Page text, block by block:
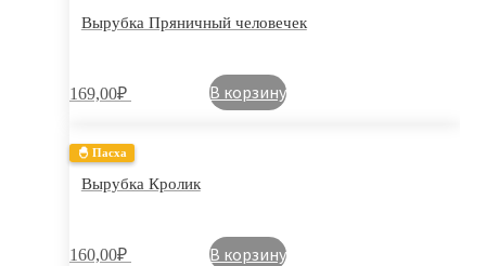
Вырубка Пряничный человечек
169,00₽ В корзину
🐣 Пасха
Вырубка Кролик
160,00₽ В корзину